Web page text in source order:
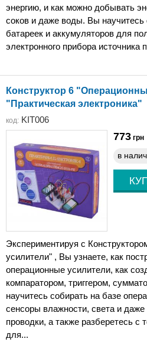
энергию, и как можно добывать
соков и даже воды. Вы
батареек и аккумуляторов для
электронного прибора источника
Конструктор 6
"Практическая электроника"
код: KIT006
773 грн
в
Экспериментируя с
усилители" , Вы узнаете, как
операционные усилители, как
компаратором, триггером,
научитесь собирать на базе
сенсоры влажности, света и даже
проводки, а также разберетесь с
для...